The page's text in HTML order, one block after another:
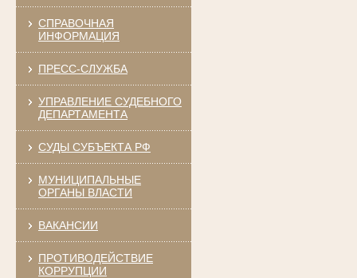
СПРАВОЧНАЯ
ИНФОРМАЦИЯ
ПРЕСС-СЛУЖБА
УПРАВЛЕНИЕ СУДЕБНОГО
ДЕПАРТАМЕНТА
СУДЫ СУБЪЕКТА РФ
МУНИЦИПАЛЬНЫЕ
ОРГАНЫ ВЛАСТИ
ВАКАНСИИ
ПРОТИВОДЕЙСТВИЕ
КОРРУПЦИИ